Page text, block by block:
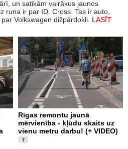
un satikām vairākus jaunos
runa ir par ID. Cross. Tas ir auto,
Volkswagen dižpārdokli. LASĪT
Rīgas remontu jaunā
mērvienība - kļūdu skaits uz
vienu metru darbu! (+ VIDEO)
7